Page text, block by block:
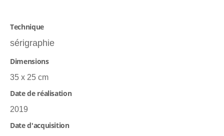
Technique
sérigraphie
Dimensions
35 x 25 cm
Date de réalisation
2019
Date d'acquisition